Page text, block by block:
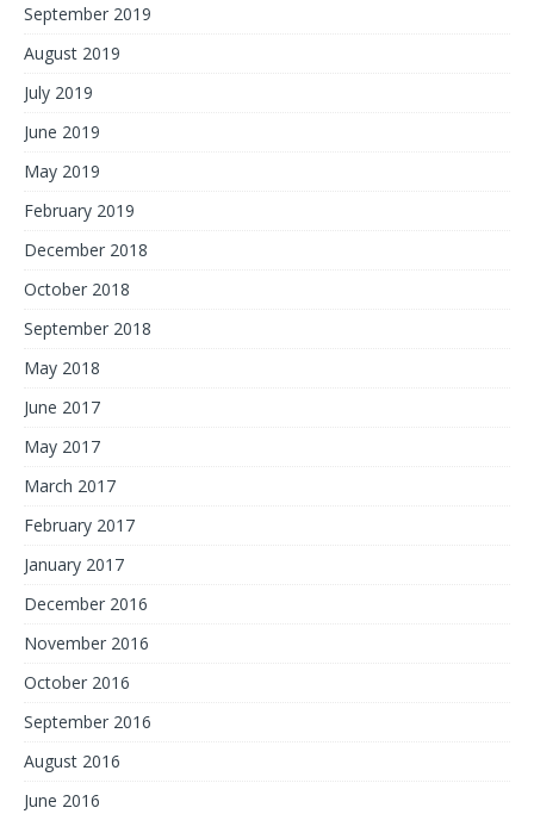
September 2019
August 2019
July 2019
June 2019
May 2019
February 2019
December 2018
October 2018
September 2018
May 2018
June 2017
May 2017
March 2017
February 2017
January 2017
December 2016
November 2016
October 2016
September 2016
August 2016
June 2016